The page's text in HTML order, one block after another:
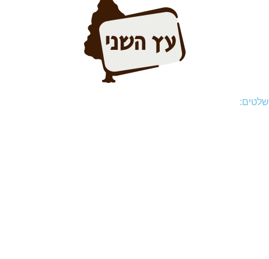
שלטים: